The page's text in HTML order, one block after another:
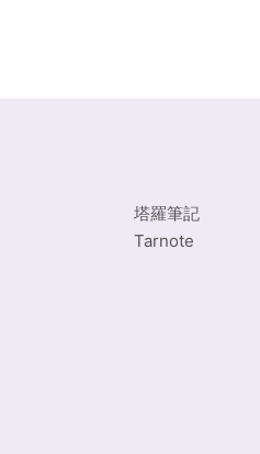
塔羅筆記
Tarnote